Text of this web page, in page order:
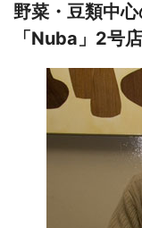
野菜・豆類中
「Nuba」2号